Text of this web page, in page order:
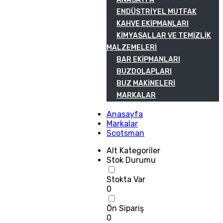
ENDÜSTRIYEL MUTFAK
KAHVE EKIPMANLARI
KIMYASALLAR VE TEMIZLIK
MALZEMELERI
BAR EKIPMANLARI
BUZDOLAPLARI
BUZ MAKINELERI
MARKALAR
Anasayfa
Markalar
Scotsman
Alt Kategoriler
Stok Durumu
Stokta Var
0
Ön Sipariş
0